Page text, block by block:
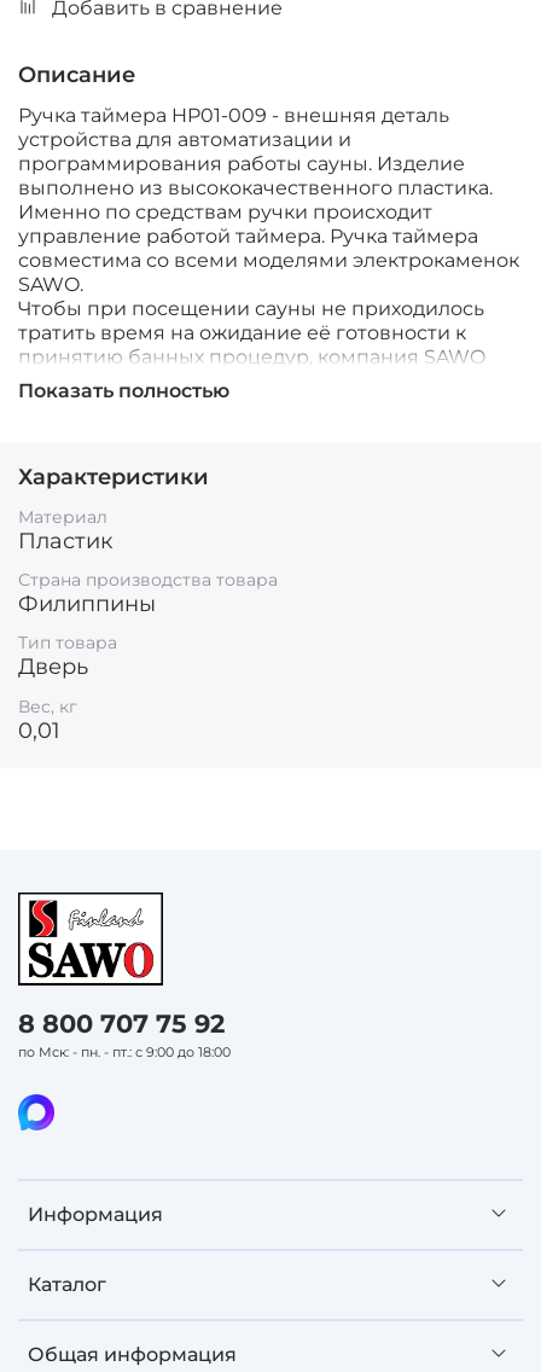
Добавить в сравнение
Описание
Ручка таймера HP01-009 - внешняя деталь
устройства для автоматизации и
программирования работы сауны. Изделие
выполнено из высококачественного пластика.
Именно по средствам ручки происходит
управление работой таймера. Ручка таймера
совместима со всеми моделями электрокаменок
SAWO.
Чтобы при посещении сауны не приходилось
тратить время на ожидание её готовности к
принятию банных процедур, компания SAWO
разработала возможность программирования
режимов парения заранее. Выполнить
управления, таймеру и его переключателю.
помощи ручки.
Показать полностью
Характеристики
Материал
Пластик
Страна производства товара
Филиппины
Тип товара
Дверь
Вес, кг
0,01
Информация
Каталог
Общая информация
8 800 707 75 92
по Мск: - пн. - пт.: с 9:00 до 18:00